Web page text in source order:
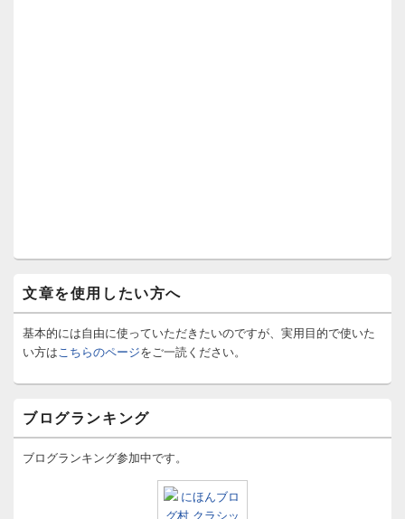
文章を使用したい方へ
基本的には自由に使っていただきたいのですが、実用目的で使いた
い方は こちらのページをご一読ください。
ブログランキング
ブログランキング参加中です。